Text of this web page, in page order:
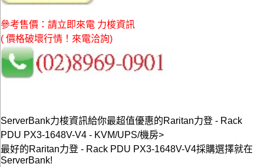
參考售價：請立即來電 力梭資訊
( 價格破壞行情！來電洽詢)
ServerBank力梭資訊給你最超值優惠的Raritan力登 - Rack
PDU PX3-1648V-V4 - KVM/UPS/機房>
最好的Raritan力登 - Rack PDU PX3-1648V-V4採購選擇就在
ServerBank!